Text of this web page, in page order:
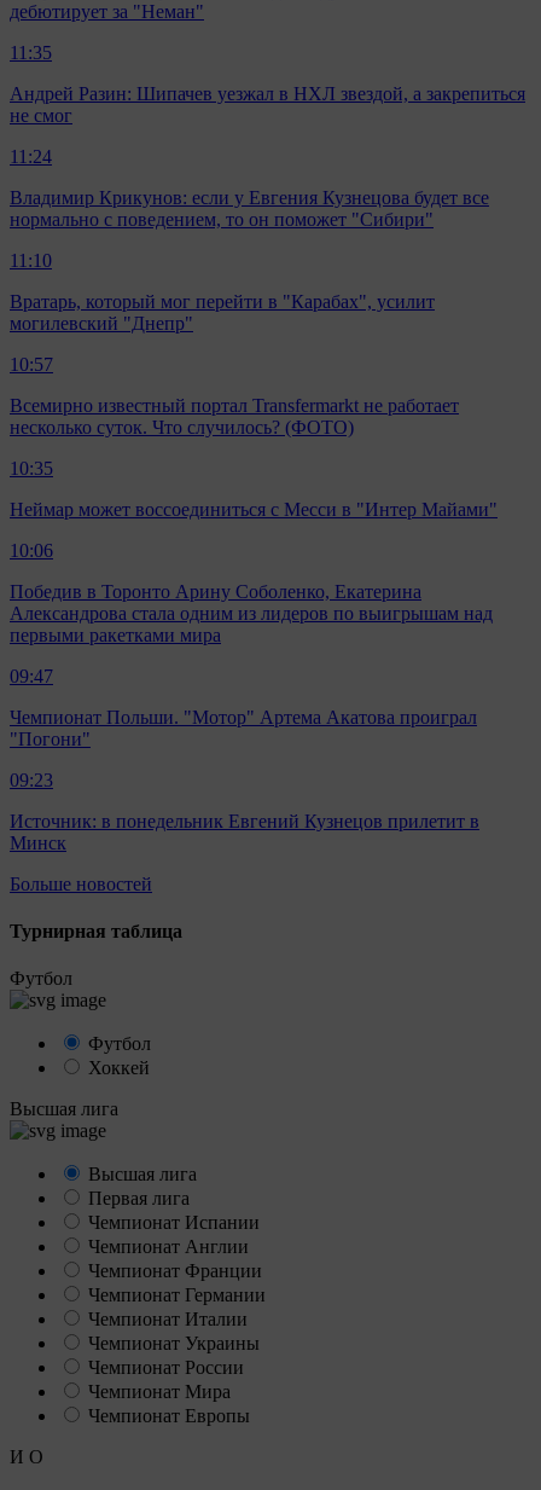
дебютирует за "Неман"
11:35
Андрей Разин: Шипачев уезжал в НХЛ звездой, а закрепиться
не смог
11:24
Владимир Крикунов: если у Евгения Кузнецова будет все
нормально с поведением, то он поможет "Сибири"
11:10
Вратарь, который мог перейти в "Карабах", усилит
могилевский "Днепр"
10:57
Всемирно известный портал Transfermarkt не работает
несколько суток. Что случилось? (ФОТО)
10:35
Неймар может воссоединиться с Месси в "Интер Майами"
10:06
Победив в Торонто Арину Соболенко, Екатерина
Александрова стала одним из лидеров по выигрышам над
первыми ракетками мира
09:47
Чемпионат Польши. "Мотор" Артема Акатова проиграл
"Погони"
09:23
Источник: в понедельник Евгений Кузнецов прилетит в
Минск
Больше новостей
Турнирная таблица
Футбол
Футбол
Хоккей
Высшая лига
Высшая лига
Первая лига
Чемпионат Испании
Чемпионат Англии
Чемпионат Франции
Чемпионат Германии
Чемпионат Италии
Чемпионат Украины
Чемпионат России
Чемпионат Мира
Чемпионат Европы
И О